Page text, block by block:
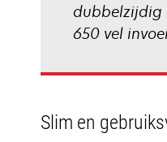
dubbelzijdig
650 vel
Slim en